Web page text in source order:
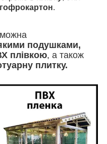
гофрокартон.
подушками,
плівкою, а також
плитку.